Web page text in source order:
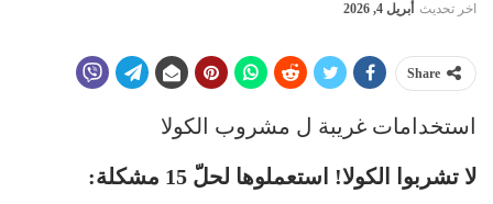
اخر تحديث أبريل 4, 2026
Share
استخدامات غريبة ل مشروب الكولا
لا تشربوا الكولا! استعملوها لحلّ 15 مشكلة: